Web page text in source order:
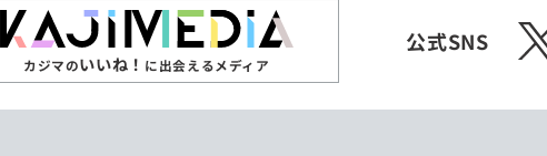
カジマのいいね！ に出会えるメディア
公式SNS X